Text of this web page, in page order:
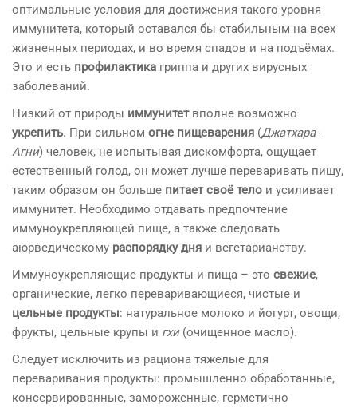
оптимальные условия для достижения такого уровня
иммунитета, который оставался бы стабильным на всех
жизненных периодах, и во время спадов и на подъёмах.
Это и есть профилактика гриппа и других вирусных
заболеваний.
Низкий от природы иммунитетвполне возможно
укрепить. При сильном огне пищеварения (Джатхара-
Агни) человек, не испытывая дискомфорта, ощущает
естественный голод, он может лучше переваривать пищу,
таким образом он больше питает своё тело и усиливает
иммунитет. Необходимо отдавать предпочтение
иммуноукрепляющей пище, а также следовать
аюрведическому распорядку дня и вегетарианству.
Иммуноукрепляющие продукты и пища – это свежие,
органические, легко переваривающиеся, чистые и
цельные продукты: натуральное молоко и йогурт, овощи,
фрукты, цельные крупы и гхи(очищенное масло).
Следует исключить из рациона тяжелые для
переваривания продукты: промышленно обработанные,
консервированные, замороженные, герметично